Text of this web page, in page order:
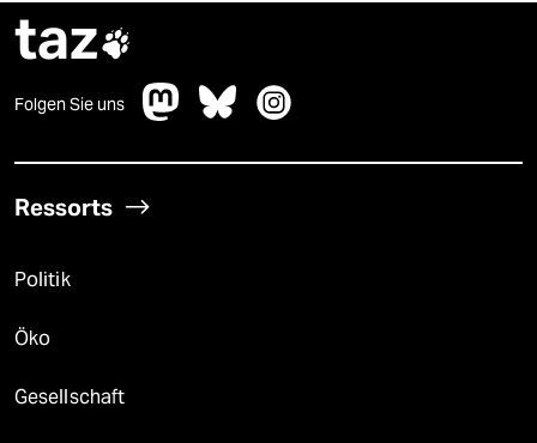
taz
Folgen Sie uns
Ressorts
Politik
Öko
Gesellschaft